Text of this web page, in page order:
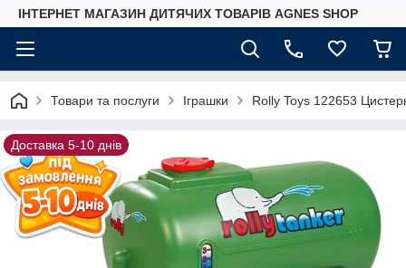
ІНТЕРНЕТ МАГАЗИН ДИТЯЧИХ ТОВАРІВ AGNES SHOP
Товари та послуги Іграшки Rolly Toys 122653
Доставка 5-10 днів